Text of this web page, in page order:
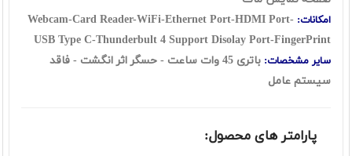
امکانات: Webcam-Card Reader-WiFi-Ethernet Port-HDMI Port-
USB Type C-Thunderbult 4 Support Disolay Port-FingerPrint
سایر مشخصات:
باتری 45 وات ساعت - حسگر اثر انگشت - فاقد
سیستم عامل
پارامتر های محصول: